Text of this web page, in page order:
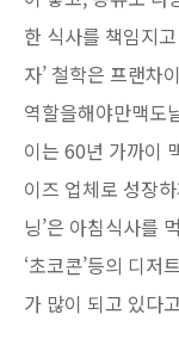
한 식사를 책임지
자’ 철학은 프랜차
역할을해야만맥도
이는 60년 가까이
이즈 업체로 성장
닝’은 아침식사를
‘초코콘’등의 디저
가 많이 되고 있다